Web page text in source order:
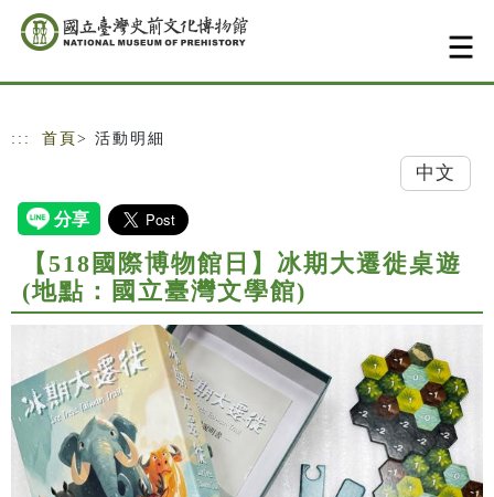
跳到主要內容
網站導覽
::: 首頁 > 活動明細
中文
【518國際博物館日】冰期大遷徙桌遊
(地點：國立臺灣文學館)